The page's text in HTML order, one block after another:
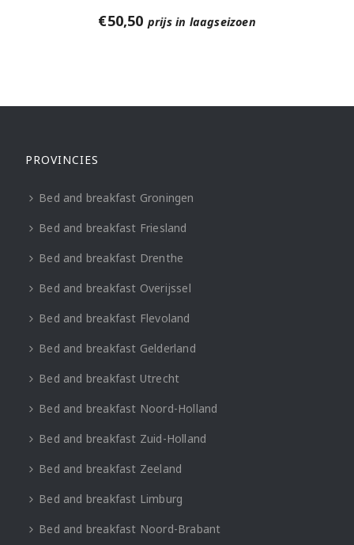
€50,50 prijs in laagseizoen
PROVINCIES
Bed and breakfast Groningen
Bed and breakfast Friesland
Bed and breakfast Drenthe
Bed and breakfast Overijssel
Bed and breakfast Flevoland
Bed and breakfast Gelderland
Bed and breakfast Utrecht
Bed and breakfast Noord-Holland
Bed and breakfast Zuid-Holland
Bed and breakfast Zeeland
Bed and breakfast Limburg
Bed and breakfast Noord-Brabant